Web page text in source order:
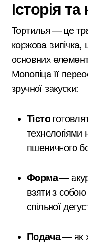
Історія
Тортилья — це
коржова
основних
Monoпіца її
зручної закуски:
Тісто
технологіями
пшеничного
Форма—
взяти з собою
спільної
Подача— як